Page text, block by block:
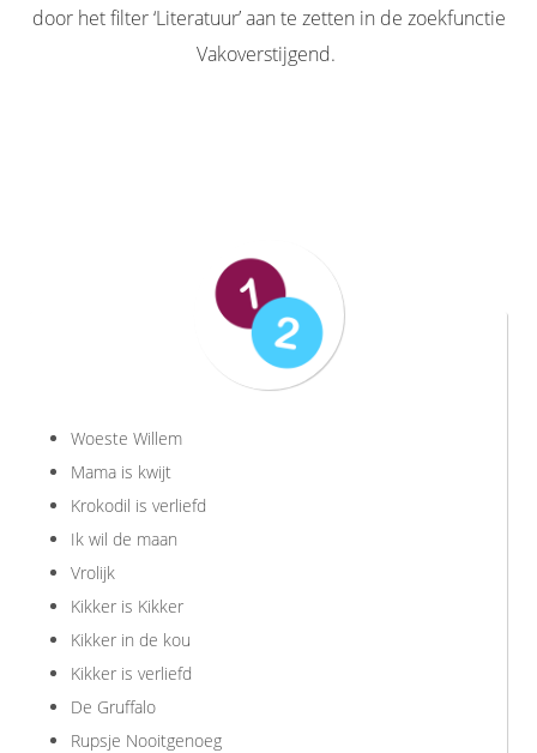
door het filter ‘Literatuur’ aan te zetten in de zoekfunctie
Vakoverstijgend.
Woeste Willem
Mama is kwijt
Krokodil is verliefd
Ik wil de maan
Vrolijk
Kikker is Kikker
Kikker in de kou
Kikker is verliefd
De Gruffalo
Rupsje Nooitgenoeg